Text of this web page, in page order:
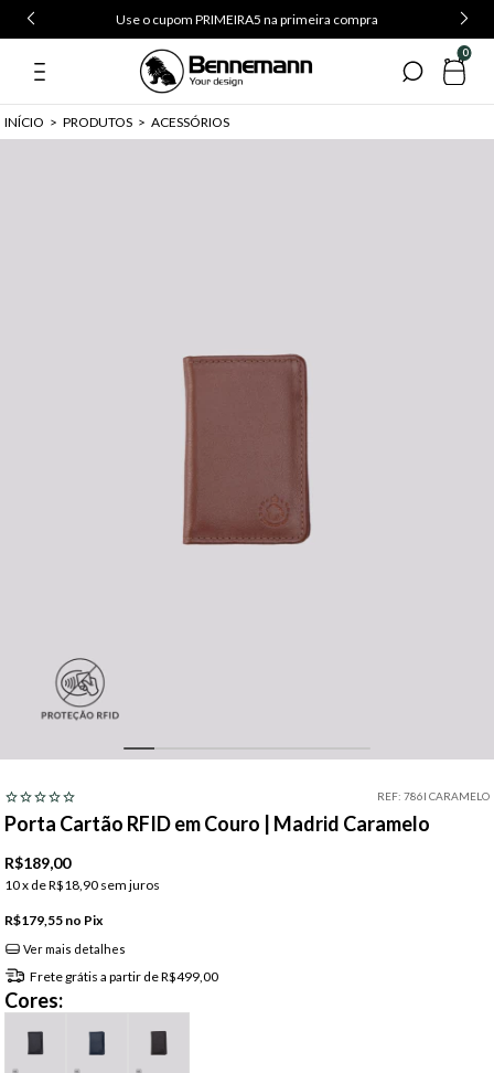
Use o cupom PRIMEIRA5 na primeira compra
0
INÍCIO > PRODUTOS > ACESSÓRIOS
REF: 786I CARAMELO
Porta Cartão RFID em Couro | Madrid Caramelo
R$189,00
10x deR$18,90 sem juros
R$179,55 Pix
Ver mais detalhes
Frete grátis a partir deR$499,00
Cores: